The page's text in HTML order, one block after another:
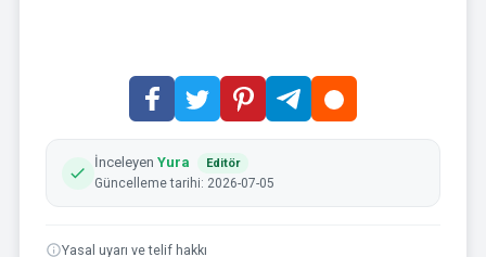
İnceleyen Yura Editör
Güncelleme tarihi: 2026-07-05
Yasal uyarı ve telif hakkı